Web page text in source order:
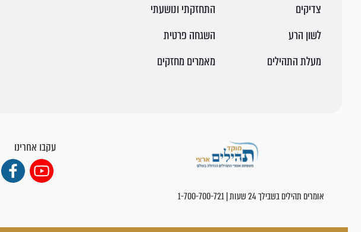
צדיקים
לשון הרע
מעלת התהילים
התחזקתי ונושעתי
השגחה פרטית
מאמרים מחזקים
אומרים תהילים בשבילך 24 שעות | 1-700-700-721
עקבו אחרינו